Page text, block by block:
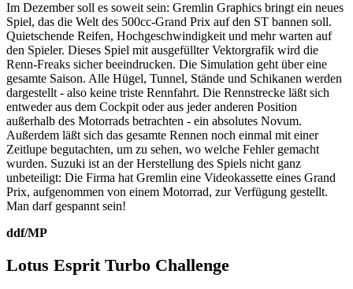
Im Dezember soll es soweit sein: Gremlin Graphics bringt ein neues
Spiel, das die Welt des 500cc-Grand Prix auf den ST bannen soll.
Quietschende Reifen, Hochgeschwindigkeit und mehr warten auf
den Spieler. Dieses Spiel mit ausgefüllter Vektorgrafik wird die
Renn-Freaks sicher beeindrucken. Die Simulation geht über eine
gesamte Saison. Alle Hügel, Tunnel, Stände und Schikanen werden
dargestellt - also keine triste Rennfahrt. Die Rennstrecke läßt sich
entweder aus dem Cockpit oder aus jeder anderen Position
außerhalb des Motorrads betrachten - ein absolutes Novum.
Außerdem läßt sich das gesamte Rennen noch einmal mit einer
Zeitlupe begutachten, um zu sehen, wo welche Fehler gemacht
wurden. Suzuki ist an der Herstellung des Spiels nicht ganz
unbeteiligt: Die Firma hat Gremlin eine Videokassette eines Grand
Prix, aufgenommen von einem Motorrad, zur Verfügung gestellt.
Man darf gespannt sein!
ddf/MP
Lotus Esprit Turbo Challenge